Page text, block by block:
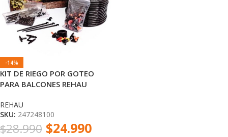
-14%
KIT DE RIEGO POR GOTEO
PARA BALCONES REHAU
REHAU
SKU: 247248100
$28.990 $24.990